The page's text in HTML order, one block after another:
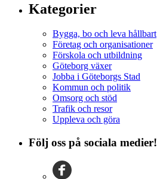
Kategorier
Bygga, bo och leva hållbart
Företag och organisationer
Förskola och utbildning
Göteborg växer
Jobba i Göteborgs Stad
Kommun och politik
Omsorg och stöd
Trafik och resor
Uppleva och göra
Följ oss på sociala medier!